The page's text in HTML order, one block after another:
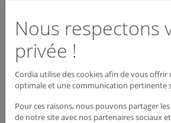
Nous respectons
privée !
Cordia utilise des cookies afin de vous offrir
optimale et une communication pertinente
Pour ces raisons, nous pouvons partager
de notre site avec nos partenaires sociaux